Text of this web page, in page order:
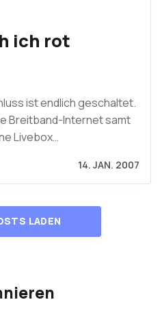
ich rot
ist endlich geschaltet.
Breitband-Internet samt
Livebox…
14. JAN. 2007
LADEN